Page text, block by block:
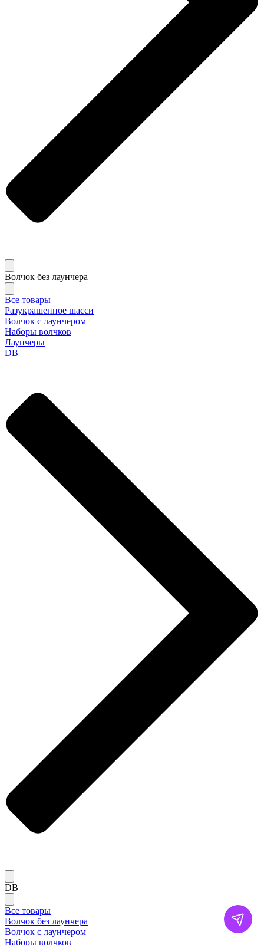
Волчок без лаунчера
Все товары
Разукрашенное шасси
Волчок с лаунчером
Наборы волчков
Лаунчеры
DB
DB
Все товары
Волчок без лаунчера
Волчок с лаунчером
Наборы волчков